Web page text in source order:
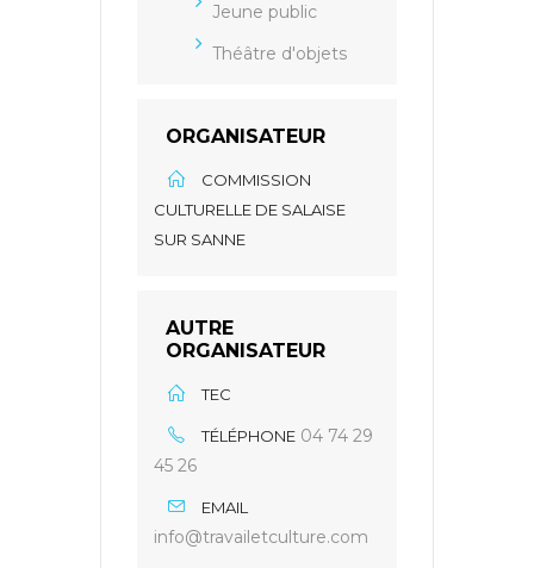
Jeune public
Théâtre d'objets
ORGANISATEUR
COMMISSION
CULTURELLE DE SALAISE
SUR SANNE
AUTRE
ORGANISATEUR
TEC
TÉLÉPHONE 04 74 29
45 26
EMAIL
info@travailetculture.com